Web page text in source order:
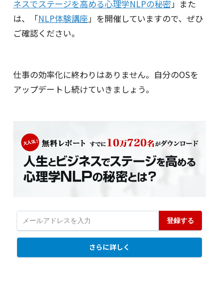
ネスでステージを高める心理学NLPの秘密」また
は、「NLP体験講座」を開催していますので、ぜひ
ご確認ください。
仕事の効率化に終わりはありません。自分のOSを
アップデートし続けていきましょう。